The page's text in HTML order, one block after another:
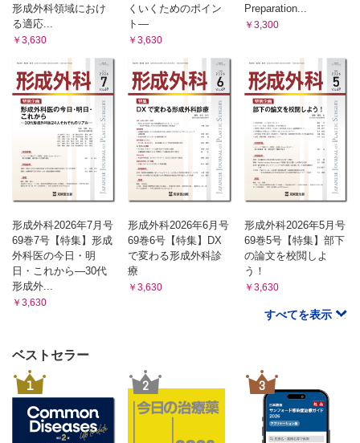
形成外科領域におけ
る適応...
￥3,630
くいくためのポイン
ト―
￥3,630
Preparation...
￥3,300
形成外科2026年7月号
69巻7号【特集】形成
外科医の今日・明
日・これから―30代
形成外...
￥3,630
形成外科2026年6月号
69巻6号【特集】DX
で変わる形成外科診
療
￥3,630
形成外科2026年5月号
69巻5号【特集】部下
の論文を校閲しよ
う！
￥3,630
すべてを表示
ベストセラー
1 2 3